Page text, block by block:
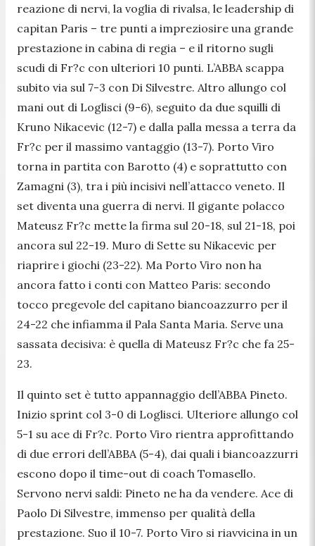
reazione di nervi, la voglia di rivalsa, le leadership di
capitan Paris – tre punti a impreziosire una grande
prestazione in cabina di regia – e il ritorno sugli
scudi di Fr?c con ulteriori 10 punti. L’ABBA scappa
subito via sul 7-3 con Di Silvestre. Altro allungo col
mani out di Loglisci (9-6), seguito da due squilli di
Kruno Nikacevic (12-7) e dalla palla messa a terra da
Fr?c per il massimo vantaggio (13-7). Porto Viro
torna in partita con Barotto (4) e soprattutto con
Zamagni (3), tra i più incisivi nell’attacco veneto. Il
set diventa una guerra di nervi. Il gigante polacco
Mateusz Fr?c mette la firma sul 20-18, sul 21-18, poi
ancora sul 22-19. Muro di Sette su Nikacevic per
riaprire i giochi (23-22). Ma Porto Viro non ha
ancora fatto i conti con Matteo Paris: secondo
tocco pregevole del capitano biancoazzurro per il
24-22 che infiamma il Pala Santa Maria. Serve una
sassata decisiva: è quella di Mateusz Fr?c che fa 25-
23.
Il quinto set è tutto appannaggio dell’ABBA Pineto.
Inizio sprint col 3-0 di Loglisci. Ulteriore allungo col
5-1 su ace di Fr?c. Porto Viro rientra approfittando
di due errori dell’ABBA (5-4), dai quali i biancoazzurri
escono dopo il time-out di coach Tomasello.
Servono nervi saldi: Pineto ne ha da vendere. Ace di
Paolo Di Silvestre, immenso per qualità della
prestazione. Suo il 10-7. Porto Viro si riavvicina in un